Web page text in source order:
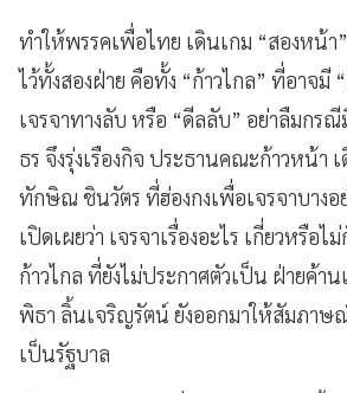
ทำให้พรรคเพื่อไทย เดินเกม “สองหน้า
ไว้ทั้งสองฝ่าย คือทั้ง “ก้าวไกล” ที่อาจมี
เจรจาทางลับ หรือ “ดีลลับ” อย่าลืมกรณี
ธร จึงรุ่งเรืองกิจ ประธานคณะก้าวหน้า
ทักษิณ ชินวัตร ที่ฮ่องกงเพื่อเจรจาบางอ
เปิดเผยว่า เจรจาเรื่องอะไร เกี่ยวหรือ
ก้าวไกล ที่ยังไม่ประกาศตัวเป็น ฝ่ายค้า
พิธา ลิ้นเจริญรัตน์ ยังออกมาให้สัมภาษ
เป็นรัฐบาล